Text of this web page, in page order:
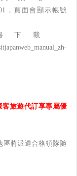
，頁面會顯示帳號
下載 :
旅遊代訂享專屬優
區將派遣合格領隊隨